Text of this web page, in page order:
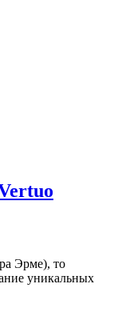
Эрме), то
уникальных